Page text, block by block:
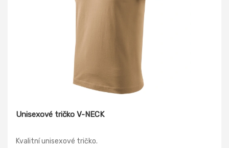
Unisexové tričko V-NECK
Kvalitní unisexové tričko.